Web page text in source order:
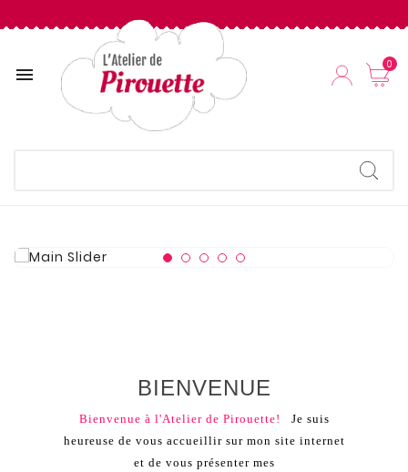
 0
BIENVENUE
Bienvenue à l'Atelier de Pirouette! Je suis
heureuse de vous accueillir sur mon site internet
et de vous présenter mes